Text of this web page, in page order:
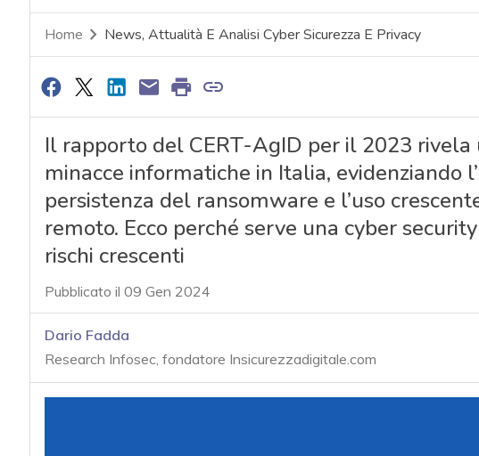
Home News, Attualità E Analisi Cyber Sicurezza E Privacy
Il rapporto del CERT-AgID per il 2023
minacce informatiche in Italia, evidenziando
persistenza del ransomware e l’uso
remoto. Ecco perché serve una cyber
rischi crescenti
Pubblicato il 09 Gen 2024
Dario Fadda
Research Infosec, fondatore Insicurezzadigitale.com